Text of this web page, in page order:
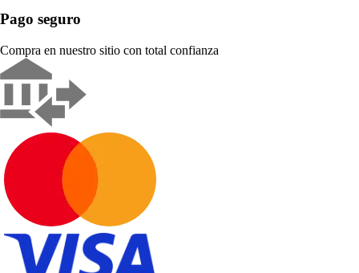
Pago seguro
Compra en nuestro sitio con total confianza